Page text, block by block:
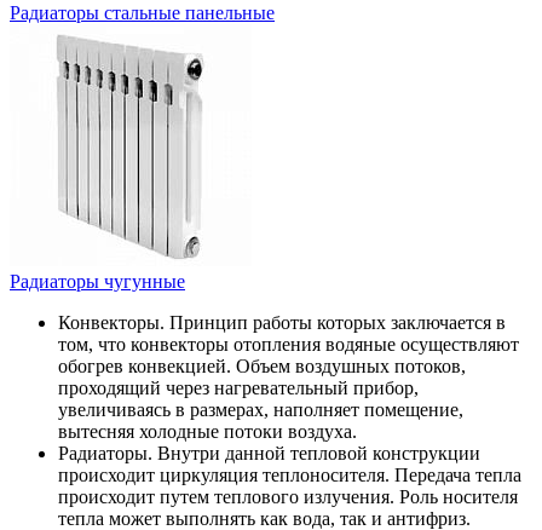
Радиаторы стальные панельные
Радиаторы чугунные
Конвекторы. Принцип работы которых заключается в
том, что конвекторы отопления водяные осуществляют
обогрев конвекцией. Объем воздушных потоков,
проходящий через нагревательный прибор,
увеличиваясь в размерах, наполняет помещение,
вытесняя холодные потоки воздуха.
Радиаторы. Внутри данной тепловой конструкции
происходит циркуляция теплоносителя. Передача тепла
происходит путем теплового излучения. Роль носителя
тепла может выполнять как вода, так и антифриз.